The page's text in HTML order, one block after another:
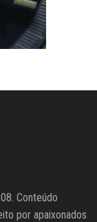
Conteúdo
por apaixonados